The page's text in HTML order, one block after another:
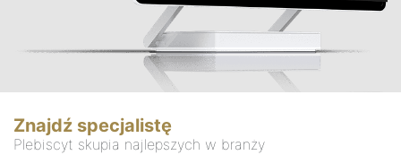
Znajdź specjalistę
Plebiscyt skupia najlepszych w branży